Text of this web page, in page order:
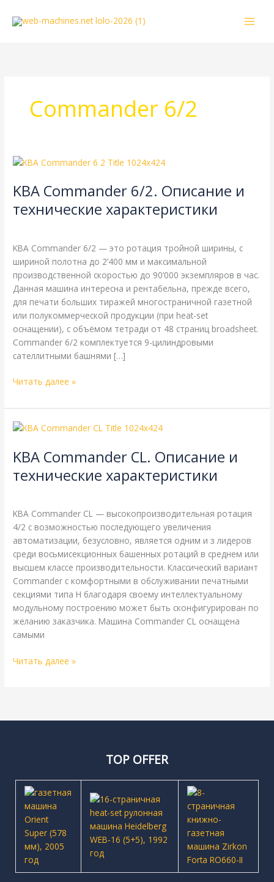
Commander 6/2
KBA Commander 6/2. Описание и
технические характеристики
KBA Commander 6/2 — это ротация тройной ширины, с
шириной полотна до 2’400 мм и максимальной
производственной скоростью до 90’000 экземпляров в час.
Данная машина интересна и рентабельна, прежде всего,
для печати больших тиражей многостраничной газетной
или полукоммерческой продукции (при heat-set
оснащении), с объёмом тетради от 48 страниц broadsheet.
Commander 6/2 комплектуется 9-цилиндровыми
сателлитными башнями […]
KBA
6/2.
и
Читать далее »
KBA Commander CL. Описание и
технические характеристики
KBA Commander CL — высокопроизводительная ротация
4/2 с возможностью последующего увеличения
автоматизации, безусловно, является одним и з лидеров
среди восьмисекционных башенных ротаций в среднем или
высшем классе производительности. Классический вариант
Commander с комфортными в обслуживании печатными
секциями типа Н благодаря своему интеллектуальному
модульному построению может быть сконфигурирован по
желанию заказчика. Машина Commander CL оснащена
самыми
KBA
CL.
и
характеристики
Читать далее »
TOP OFFER